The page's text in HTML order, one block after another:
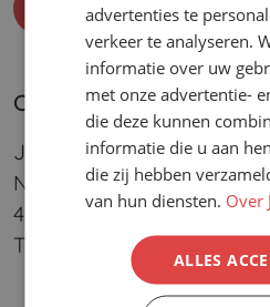
Contactgegevens
JM Stoffering BV
Nikkelstraat 24
4823 AB Breda
Telefoon:
076-5720045
advertenties te
verkeer te analyseren.
informatie over uw
met onze advertentie-
die deze kunnen
informatie die u aan
die zij hebben
van hun diensten. Over
ALLES